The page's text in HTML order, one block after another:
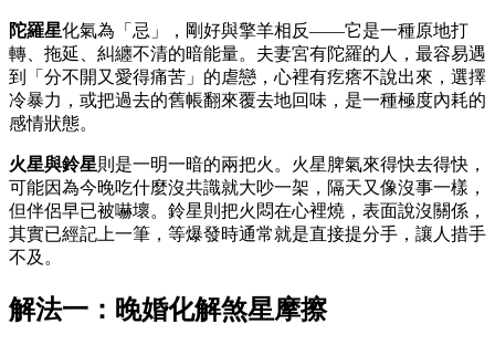
陀羅星化氣為「忌」，剛好與擎羊相反——它是一種原地打
轉、拖延、糾纏不清的暗能量。夫妻宮有陀羅的人，最容易遇
到「分不開又愛得痛苦」的虐戀，心裡有疙瘩不說出來，選擇
冷暴力，或把過去的舊帳翻來覆去地回味，是一種極度內耗的
感情狀態。
火星與鈴星則是一明一暗的兩把火。火星脾氣來得快去得快，
可能因為今晚吃什麼沒共識就大吵一架，隔天又像沒事一樣，
但伴侶早已被嚇壞。鈴星則把火悶在心裡燒，表面說沒關係，
其實已經記上一筆，等爆發時通常就是直接提分手，讓人措手
不及。
解法一：晚婚化解煞星摩擦